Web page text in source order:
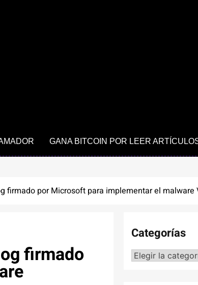
GANA BITCOIN POR LEER
firmado por Microsoft para implementar el malware
firmado
Categorías
Categorías